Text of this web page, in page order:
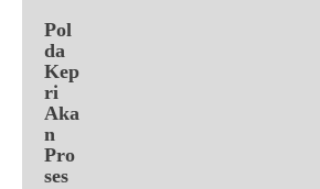
Pol
da
Kep
ri
Aka
n
Pro
ses